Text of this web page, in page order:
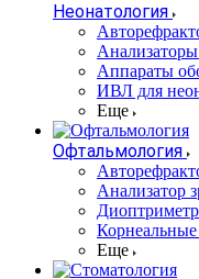
Неонатология
Анализаторы
Аппараты
ИВЛ для
Еще
Офтальмология
Анализатор
Еще